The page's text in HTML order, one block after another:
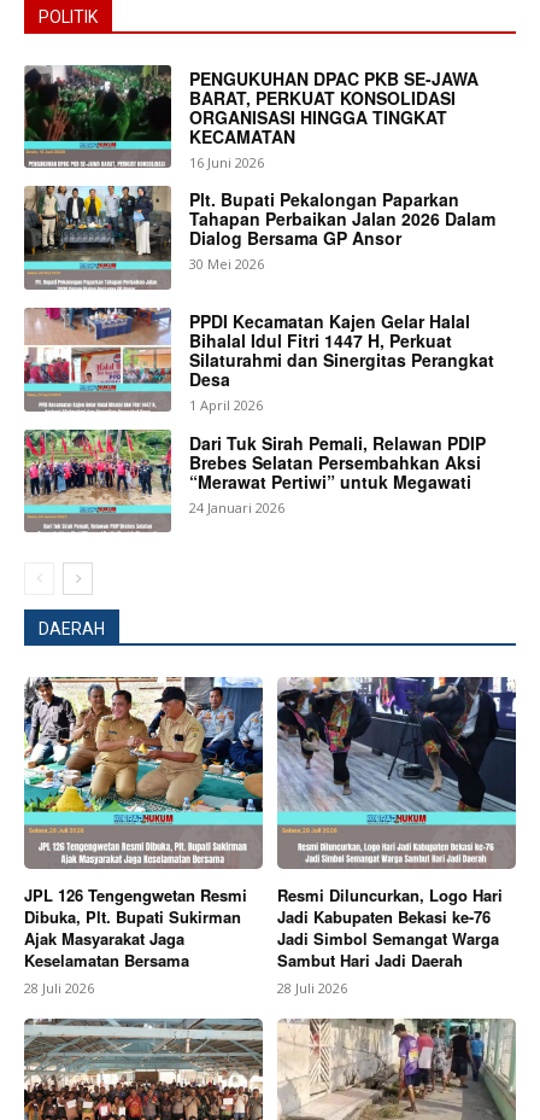
News Week
Magazine PRO
SUBSCRIBE NOW
POLITIK
PENGUKUHAN DPAC PKB SE-JAWA
BARAT, PERKUAT KONSOLIDASI
ORGANISASI HINGGA TINGKAT
KECAMATAN
16 Juni 2026
Plt. Bupati Pekalongan Paparkan
Tahapan Perbaikan Jalan 2026 Dalam
Dialog Bersama GP Ansor
30 Mei 2026
PPDI Kecamatan Kajen Gelar Halal
Bihalal Idul Fitri 1447 H, Perkuat
Silaturahmi dan Sinergitas Perangkat
Desa
1 April 2026
Dari Tuk Sirah Pemali, Relawan PDIP
Brebes Selatan Persembahkan Aksi
“Merawat Pertiwi” untuk Megawati
24 Januari 2026
DAERAH
JPL 126 Tengengwetan Resmi
Dibuka, Plt. Bupati Sukirman
Ajak Masyarakat Jaga
Keselamatan Bersama
28 Juli 2026
Resmi Diluncurkan, Logo Hari
Jadi Kabupaten Bekasi ke-76
Jadi Simbol Semangat Warga
Sambut Hari Jadi Daerah
28 Juli 2026